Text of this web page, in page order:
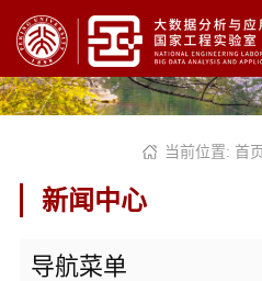
当前位置: 首页
新闻中心
导航菜单